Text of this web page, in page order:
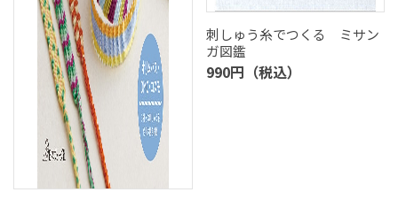
刺しゅう糸でつくる ミサン
ガ図鑑
990円（税込）